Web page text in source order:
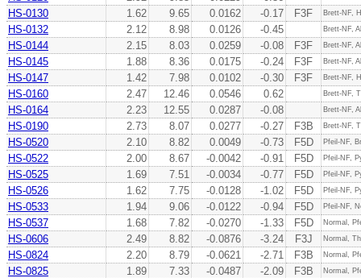
HS-0130 1.62 9.65 0.0162 -0.17 F3F Brett-NF,
HS-0132 2.12 8.98 0.0126 -0.45 Brett-NF,
HS-0144 2.15 8.03 0.0259 -0.08 F3F Brett-NF,
HS-0145 1.88 8.36 0.0175 -0.24 F3F Brett-NF,
HS-0147 1.42 7.98 0.0102 -0.30 F3F Brett-NF,
HS-0160 2.47 12.46 0.0546 0.62 Brett-NF,
HS-0164 2.23 12.55 0.0287 -0.08 Brett-NF,
HS-0190 2.73 8.07 0.0277 -0.27 F3B Brett-NF,
HS-0520 2.10 8.82 0.0049 -0.73 F5D Pfeil-NF,
HS-0522 2.00 8.67 -0.0042 -0.91 F5D Pfeil-NF,
HS-0525 1.69 7.51 -0.0034 -0.77 F5D Pfeil-NF,
HS-0526 1.62 7.75 -0.0128 -1.02 F5D Pfeil-NF,
HS-0533 1.94 9.06 -0.0122 -0.94 F5D Pfeil-NF,
HS-0537 1.68 7.82 -0.0270 -1.33 F5D Normal,
HS-0606 2.49 8.82 -0.0876 -3.24 F3J Normal,
HS-0824 2.20 8.79 -0.0621 -2.71 F3B Normal,
HS-0825 1.89 7.33 -0.0487 -2.09 F3B Normal,